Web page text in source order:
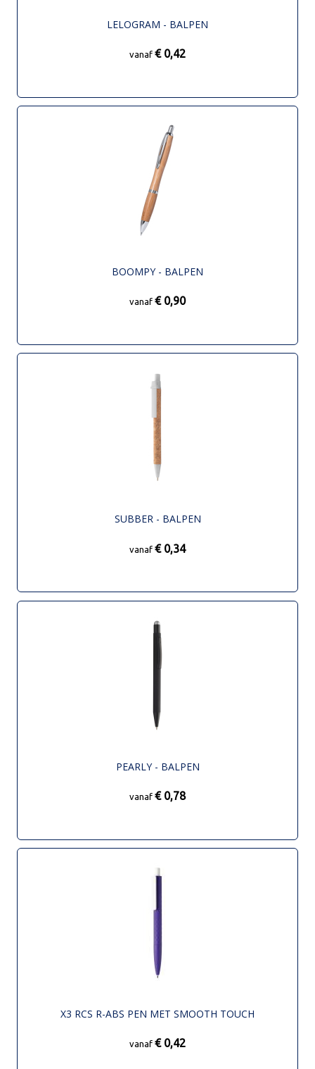
LELOGRAM - BALPEN
vanaf € 0,42
BOOMPY - BALPEN
vanaf € 0,90
SUBBER - BALPEN
vanaf € 0,34
PEARLY - BALPEN
vanaf € 0,78
X3 RCS R-ABS PEN MET SMOOTH TOUCH
vanaf € 0,42